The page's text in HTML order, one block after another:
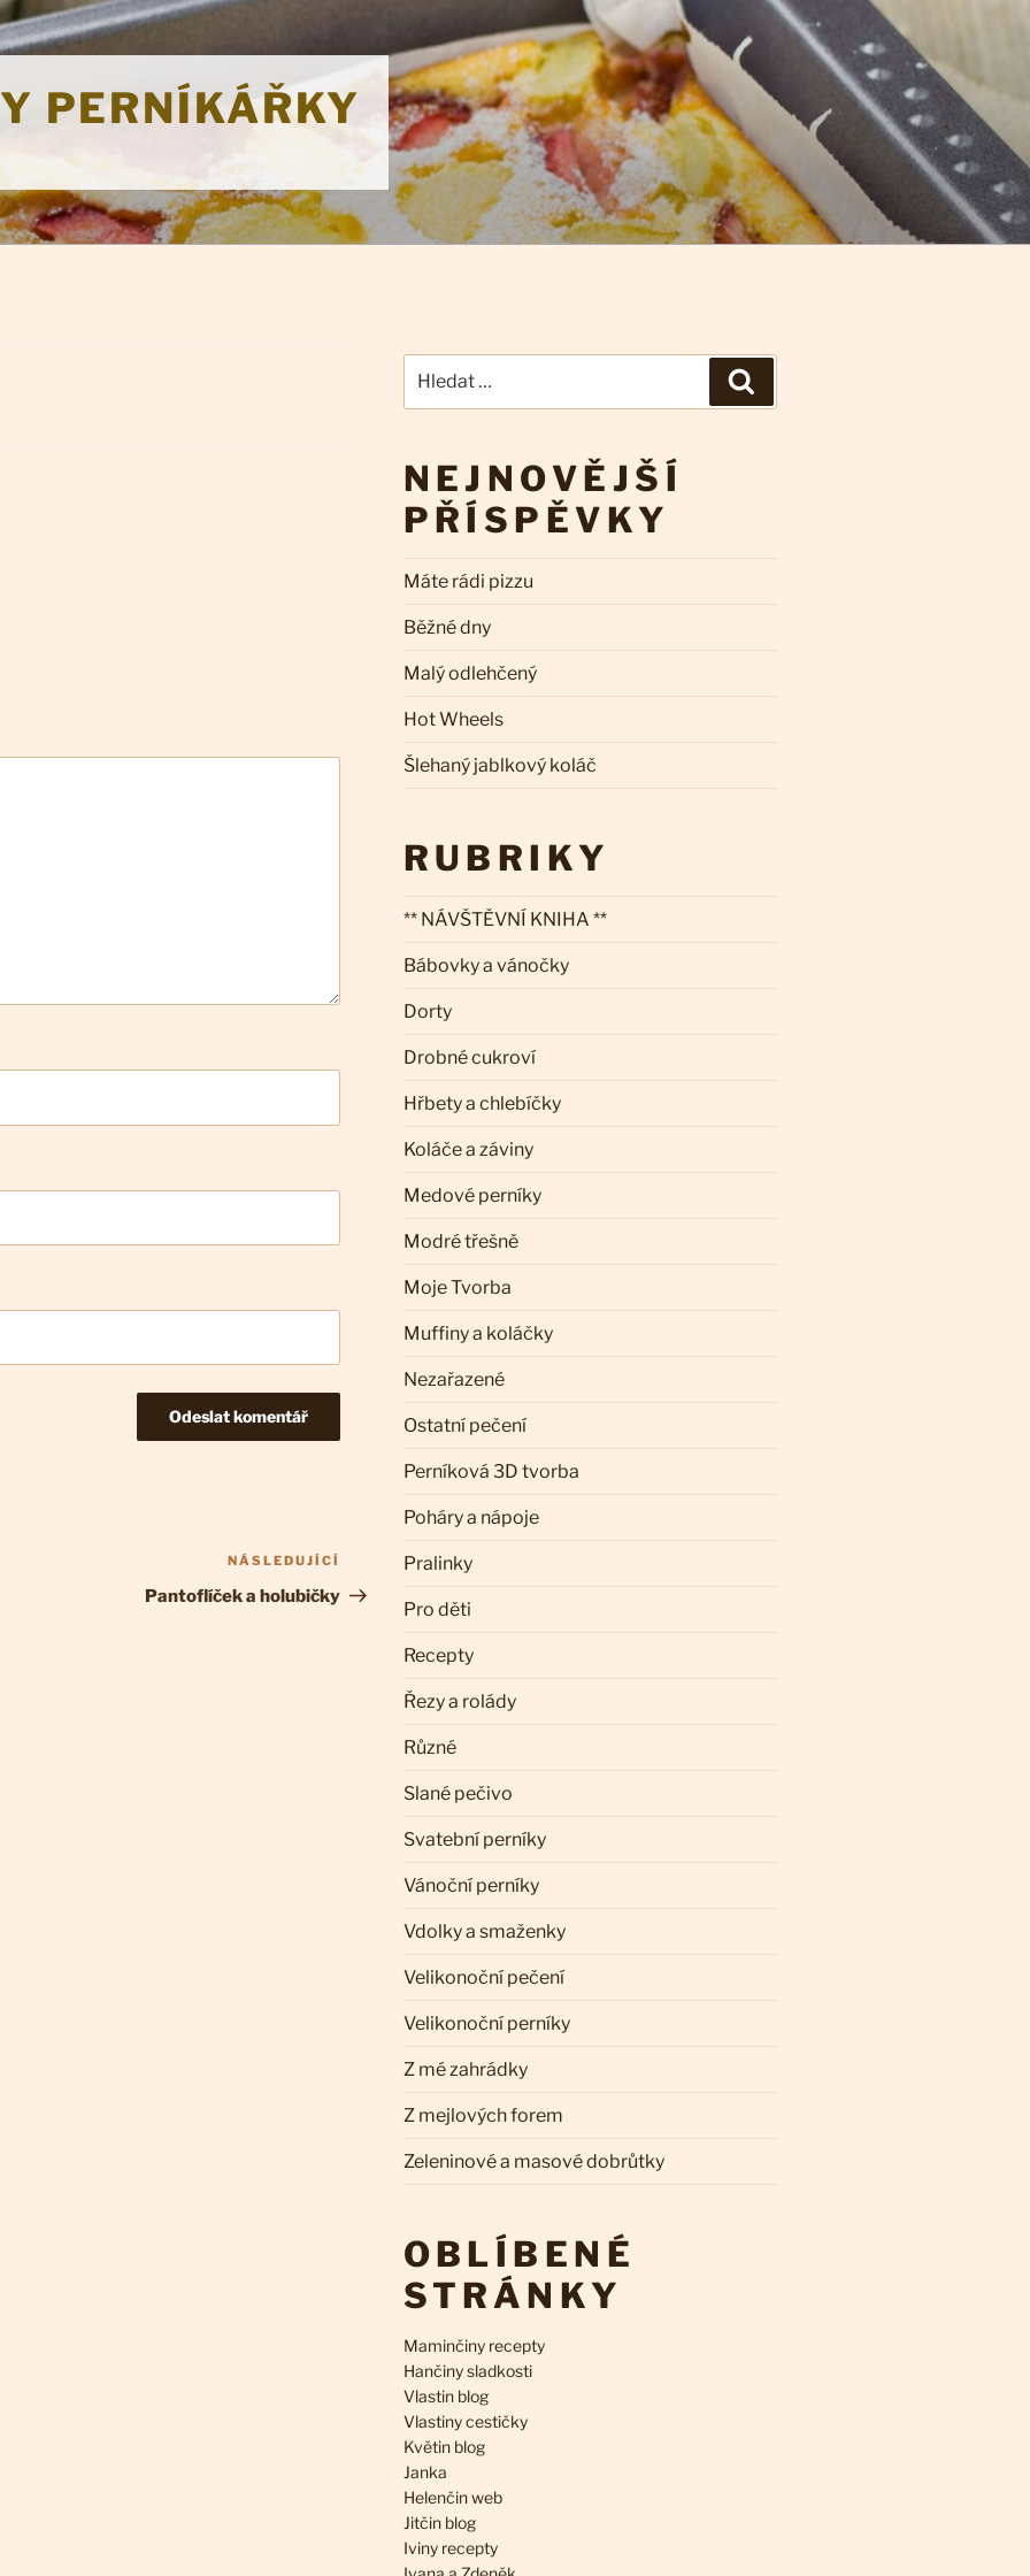
PERNÍKÁŘKY
Následující
příspěvek
NÁSLEDUJÍCÍ
Pantoflíček a holubičky
NEJNOVĚJŠÍ
PŘÍSPĚVKY
Máte rádi pizzu
Běžné dny
Malý odlehčený
Hot Wheels
Šlehaný jablkový koláč
RUBRIKY
** NÁVŠTĚVNÍ KNIHA **
Bábovky a vánočky
Dorty
Drobné cukroví
Hřbety a chlebíčky
Koláče a záviny
Medové perníky
Modré třešně
Moje Tvorba
Muffiny a koláčky
Nezařazené
Ostatní pečení
Perníková 3D tvorba
Poháry a nápoje
Pralinky
Pro děti
Recepty
Řezy a rolády
Různé
Slané pečivo
Svatební perníky
Vánoční perníky
Vdolky a smaženky
Velikonoční pečení
Velikonoční perníky
Z mé zahrádky
Z mejlových forem
Zeleninové a masové dobrůtky
OBLÍBENÉ
STRÁNKY
Maminčiny recepty
Hančiny sladkosti
Vlastin blog
Vlastiny cestičky
Květin blog
Janka
Helenčin web
Jitčin blog
Iviny recepty